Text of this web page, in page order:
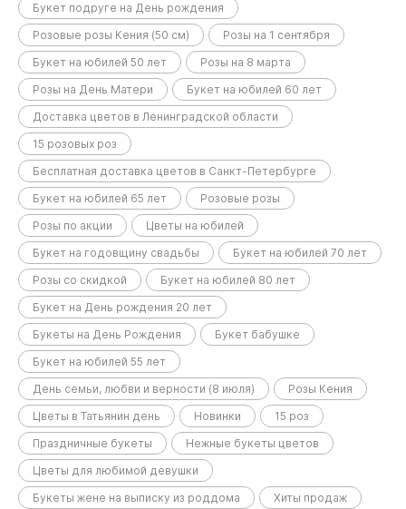
Букет подруге на День рождения
Розовые розы Кения (50 см)
Розы на 1 сентября
Букет на юбилей 50 лет
Розы на 8 марта
Розы на День Матери
Букет на юбилей 60 лет
Доставка цветов в Ленинградской области
15 розовых роз
Бесплатная доставка цветов в Санкт-Петербурге
Букет на юбилей 65 лет
Розовые розы
Розы по акции
Цветы на юбилей
Букет на годовщину свадьбы
Букет на юбилей 70 лет
Розы со скидкой
Букет на юбилей 80 лет
Букет на День рождения 20 лет
Букеты на День Рождения
Букет бабушке
Букет на юбилей 55 лет
День семьи, любви и верности (8 июля)
Розы Кения
Цветы в Татьянин день
Новинки
15 роз
Праздничные букеты
Нежные букеты цветов
Цветы для любимой девушки
Букеты жене на выписку из роддома
Хиты продаж